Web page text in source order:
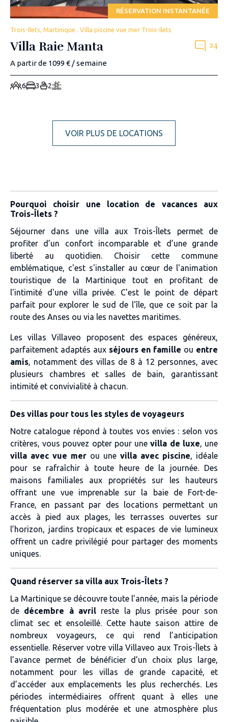
RÉSERVATION INSTANTANÉE
Trois-Ilets, Martinique . Villa piscine vue mer Trois-Ilets
Villa Raie Manta 24
A partir de 1099 € / semaine
6 3 2
VOIR PLUS DE LOCATIONS
Pourquoi choisir une location de vacances aux
Trois-Îlets ?
Séjourner dans une villa aux Trois-Îlets permet de
profiter d’un confort incomparable et d’une grande
liberté au quotidien. Choisir cette commune
emblématique, c'est s'installer au cœur de l'animation
touristique de la Martinique tout en profitant de
l'intimité d'une villa privée. C'est le point de départ
parfait pour explorer le sud de l'île, que ce soit par la
route des Anses ou via les navettes maritimes.
Les villas Villaveo proposent des espaces généreux,
parfaitement adaptés aux séjours en famille ou entre
amis, notamment des villas de 8 à 12 personnes, avec
plusieurs chambres et salles de bain, garantissant
intimité et convivialité à chacun.
Des villas pour tous les styles de voyageurs
Notre catalogue répond à toutes vos envies : selon vos
critères, vous pouvez opter pour unevilla de luxe, une
villa avec vue mer ou une villa avec piscine, idéale
pour se rafraîchir à toute heure de la journée. Des
maisons familiales aux propriétés sur les hauteurs
offrant une vue imprenable sur la baie de Fort-de-
France, en passant par des locations permettant un
accès à pied aux plages, les terrasses ouvertes sur
l’horizon, jardins tropicaux et espaces de vie lumineux
offrent un cadre privilégié pour partager des moments
uniques.
Quand réserver sa villa aux Trois-Îlets ?
La Martinique se découvre toute l’année, mais la période
de décembre à avril reste la plus prisée pour son
climat sec et ensoleillé. Cette haute saison attire de
nombreux voyageurs, ce qui rend l’anticipation
essentielle. Réserver votre villa Villaveo aux Trois-Îlets à
l’avance permet de bénéficier d’un choix plus large,
notamment pour les villas de grande capacité, et
d’accéder aux emplacements les plus recherchés. Les
périodes intermédiaires offrent quant à elles une
fréquentation plus modérée et une atmosphère plus